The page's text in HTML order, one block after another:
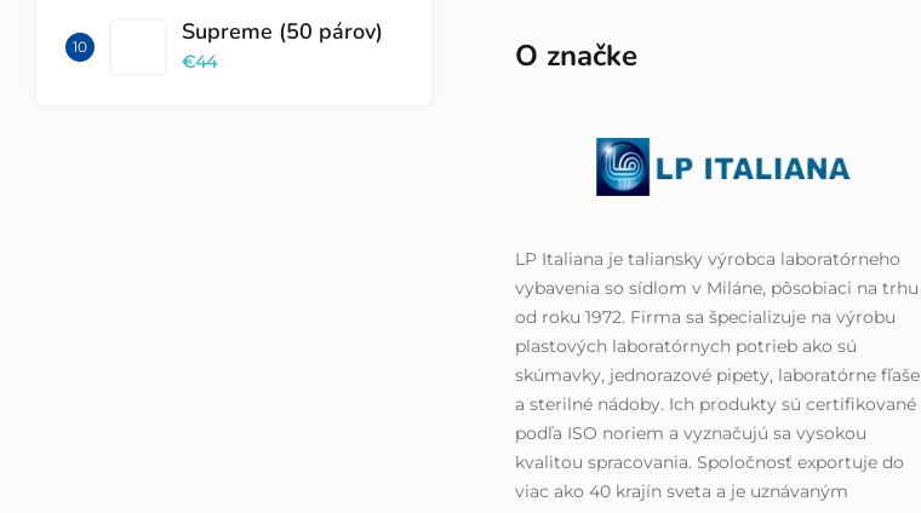
Supreme (50 párov)
€44 O značke
LP Italiana je taliansky výrobca laboratórneho
vybavenia so sídlom v Miláne, pôsobiaci na trhu
od roku 1972. Firma sa špecializuje na výrobu
plastových laboratórnych potrieb ako sú
skúmavky, jednorazové pipety, laboratórne fľaše
a sterilné nádoby. Ich produkty sú certifikované
podľa ISO noriem a vyznačujú sa vysokou
kvalitou spracovania. Spoločnosť exportuje do
viac ako 40 krajín sveta a je uznávaným